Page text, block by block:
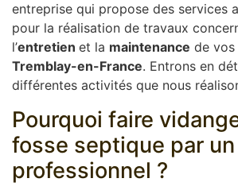
entreprise qui propose des services
pour la réalisation de travaux
l’entretien et la maintenance de vos
Tremblay-en-France. Entrons en
différentes activités que nous
Pourquoi faire
fosse septique par un
professionnel ?